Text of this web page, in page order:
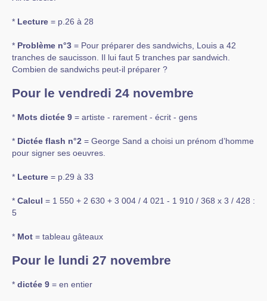
* Lecture = p.26 à 28
* Problème n°3 = Pour préparer des sandwichs, Louis a 42
tranches de saucisson. Il lui faut 5 tranches par sandwich.
Combien de sandwichs peut-il préparer ?
Pour le vendredi 24 novembre
* Mots dictée 9 = artiste - rarement - écrit - gens
* Dictée flash n°2 = George Sand a choisi un prénom d’homme
pour signer ses oeuvres.
* Lecture = p.29 à 33
* Calcul = 1 550 + 2 630 + 3 004 / 4 021 - 1 910 / 368 x 3 / 428 :
5
* Mot = tableau gâteaux
Pour le lundi 27 novembre
* dictée 9 = en entier